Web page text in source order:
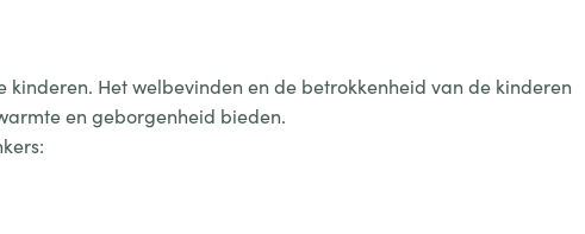
Het welbevinden en de betrokkenheid van de kinderen
en geborgenheid bieden.